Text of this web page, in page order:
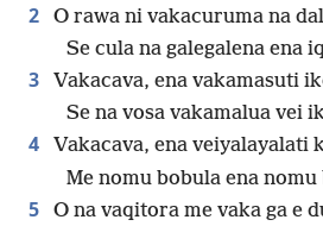
2 O rawa ni vakacuruma na
Se cula na galegalena ena
3
Vakacava, ena vakamasuti
Se na vosa vakamalua vei
4
Vakacava, ena veiyalayalati
Me nomu bobula ena
5
O na vaqitora me vaka ga e